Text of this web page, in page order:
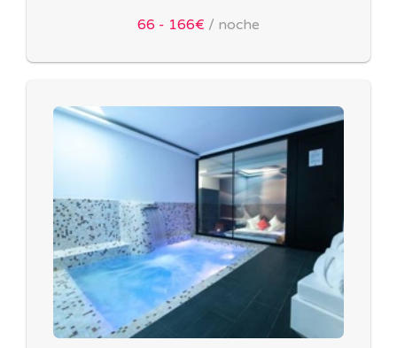
66 - 166€ / noche